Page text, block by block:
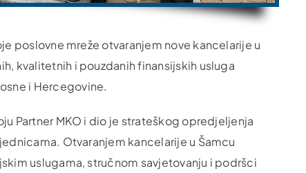
poslovne mreže otvaranjem nove kancelarije u
kvalitetnih i pouzdanih finansijskih usluga
i Hercegovine.
Partner MKO i dio je strateškog opredjeljenja
Otvaranjem kancelarije u Šamcu
uslugama, stručnom savjetovanju i podršci